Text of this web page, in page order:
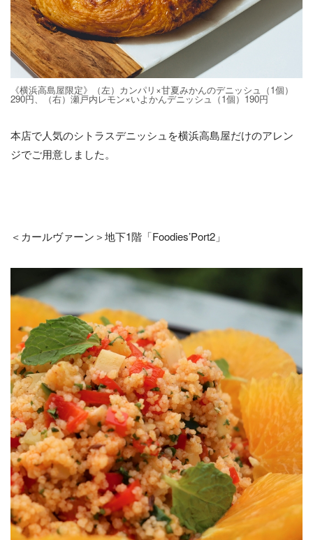
《横浜高島屋限定》（左）カンパリ×甘夏みかんのデニッシュ（1個）
290円、（右）瀬戸内レモン×いよかんデニッシュ（1個）190円
本店で人気のシトラスデニッシュを横浜高島屋だけのアレン
ジでご用意しました。
＜カールヴァーン＞地下1階「Foodies’Port2」